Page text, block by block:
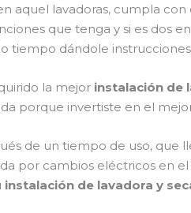
aquel lavadoras, cumpla
que tenga y si es dos
dándole
la mejor instalación de
porque invertiste en el
de un tiempo de uso,
por cambios eléctricos en
instalación de lavadora y